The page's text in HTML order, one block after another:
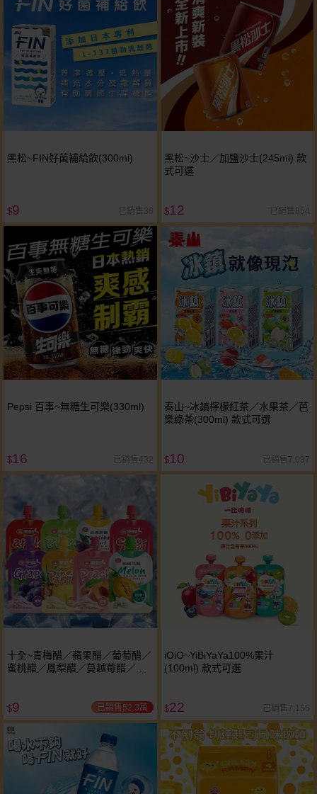
黑松~FIN好菌補給飲(300ml)
$9 已銷售36
黑松~沙士／加鹽沙士(245ml) 款
式可選
$12 已銷售854
Pepsi 百事~無糖生可樂(330ml)
$16 已銷售432
泰山~冰鎮檸檬紅茶／水果茶／芭
樂綠茶(300ml) 款式可選
$10 已銷售7,037
十全~青梅醋／蘋果醋／葡萄醋／
蜜桃醋／鳳梨醋／蔓越莓醋／百
$9 已銷售52.3萬
iOiO~YiBiYaYa100%果汁
(100ml) 款式可選
$22 已銷售7,155